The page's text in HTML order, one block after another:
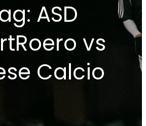
ASD
vs
Calcio